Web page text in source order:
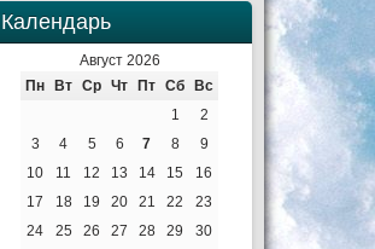
Календарь
Август 2026
Пн
Вт Ср Чт Пт Сб
Вс
1
2
3
4 5 6 7 8
9
10
11 12 13 14 15
16
17
18 19 20 21 22
23
24
25 26 27 28 29
30